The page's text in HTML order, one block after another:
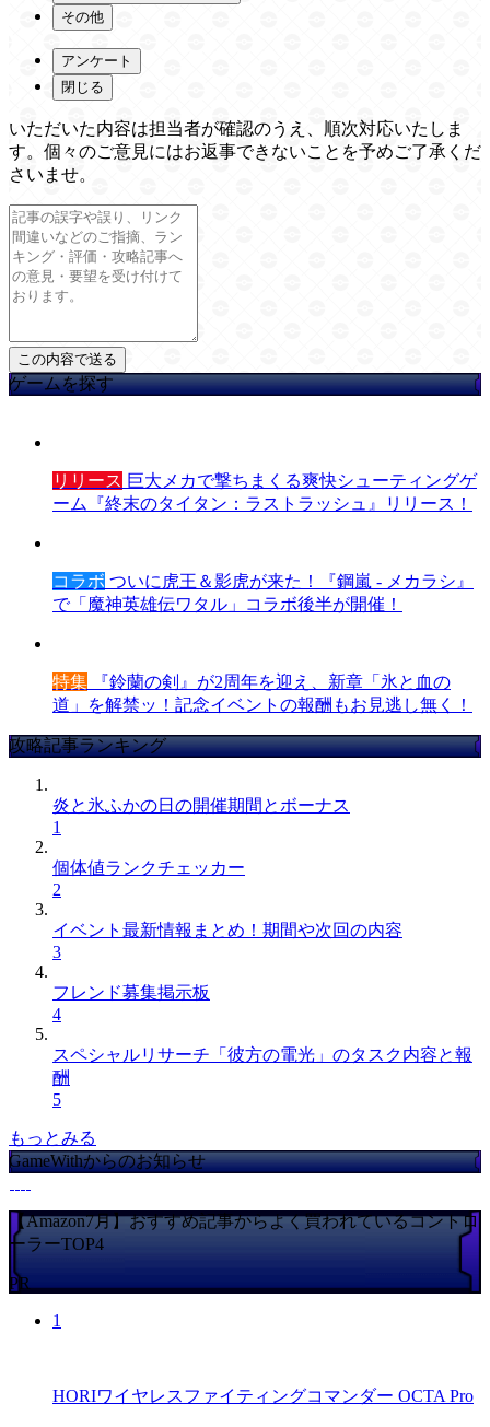
その他
アンケート
閉じる
いただいた内容は担当者が確認のうえ、順次対応いたしま
す。個々のご意見にはお返事できないことを予めご了承くだ
さいませ。
ゲームを探す
リリース 巨大メカで撃ちまくる爽快シューティングゲ
ーム『終末のタイタン：ラストラッシュ』リリース！
コラボ ついに虎王＆影虎が来た！『鋼嵐 - メカラシ』
で「魔神英雄伝ワタル」コラボ後半が開催！
特集 『鈴蘭の剣』が2周年を迎え、新章「氷と血の
道」を解禁ッ！記念イベントの報酬もお見逃し無く！
攻略記事ランキング
炎と氷ふかの日の開催期間とボーナス
1
個体値ランクチェッカー
2
イベント最新情報まとめ！期間や次回の内容
3
フレンド募集掲示板
4
スペシャルリサーチ「彼方の電光」のタスク内容と報
酬
5
もっとみる
GameWithからのお知らせ
【Amazon7月】おすすめ記事からよく買われているコントロ
ーラーTOP4
PR
1
HORIワイヤレスファイティングコマンダー OCTA Pro